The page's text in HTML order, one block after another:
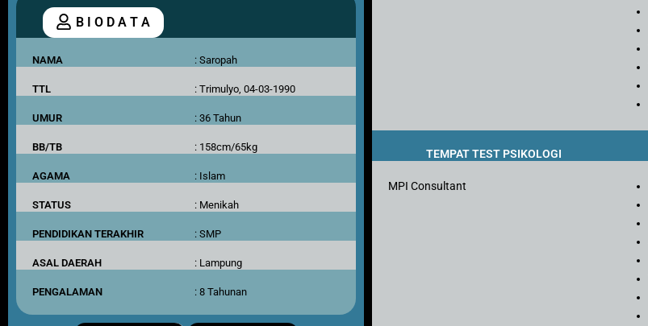
B I O D A T A
NAMA : Saropah
TTL : Trimulyo, 04-03-1990
UMUR : 36 Tahun
BB/TB : 158cm/65kg
AGAMA : Islam
STATUS : Menikah
PENDIDIKAN TERAKHIR : SMP
ASAL DAERAH : Lampung
PENGALAMAN : 8 Tahunan
TEMPAT TEST PSIKOLOGI
MPI Consultant